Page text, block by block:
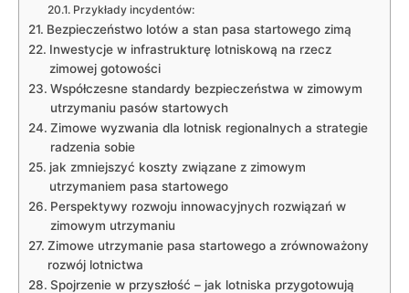
Przykłady incydentów:
Bezpieczeństwo lotów a stan pasa startowego ⁤zimą
Inwestycje w infrastrukturę ​lotniskową na rzecz
zimowej gotowości
Współczesne ⁢standardy bezpieczeństwa w zimowym
utrzymaniu pasów startowych
Zimowe⁣ wyzwania dla ⁤lotnisk regionalnych a strategie
radzenia⁤ sobie
jak zmniejszyć koszty związane z ⁢zimowym
utrzymaniem ​pasa startowego
Perspektywy rozwoju innowacyjnych rozwiązań‍ w
zimowym​ utrzymaniu
Zimowe utrzymanie pasa startowego ⁣a ⁢zrównoważony
rozwój lotnictwa
Spojrzenie w przyszłość – jak lotniska ​przygotowują